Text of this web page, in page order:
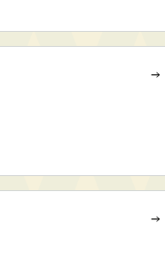
→
→